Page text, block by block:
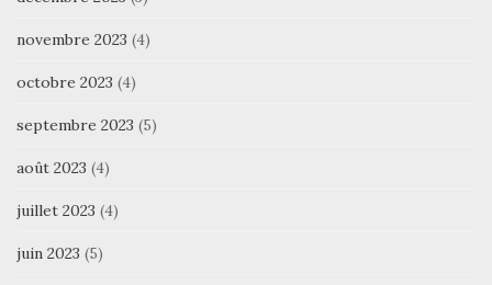
novembre 2023 (4)
octobre 2023 (4)
septembre 2023 (5)
août 2023 (4)
juillet 2023 (4)
juin 2023 (5)